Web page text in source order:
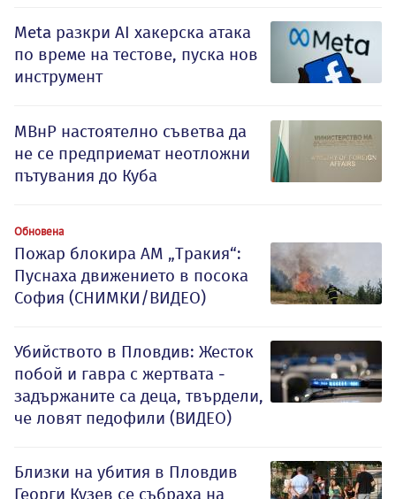
Meta разкри AI хакерска атака
по време на тестове, пуска нов
инструмент
МВнР настоятелно съветва да
не се предприемат неотложни
пътувания до Куба
Обновена
Пожар блокира АМ „Тракия“:
Пуснаха движението в посока
София (СНИМКИ/ВИДЕО)
Убийството в Пловдив: Жесток
побой и гавра с жертвата -
задържаните са деца, твърдели,
че ловят педофили (ВИДЕО)
Близки на убития в Пловдив
Георги Кузев се събраха на